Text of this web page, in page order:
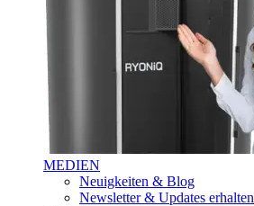
MEDIEN
Neuigkeiten & Blog
Newsletter & Updates erhalten